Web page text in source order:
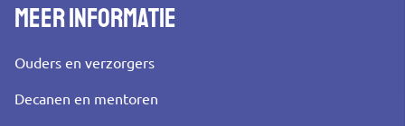
Meer informatie
Ouders en verzorgers
Decanen en mentoren